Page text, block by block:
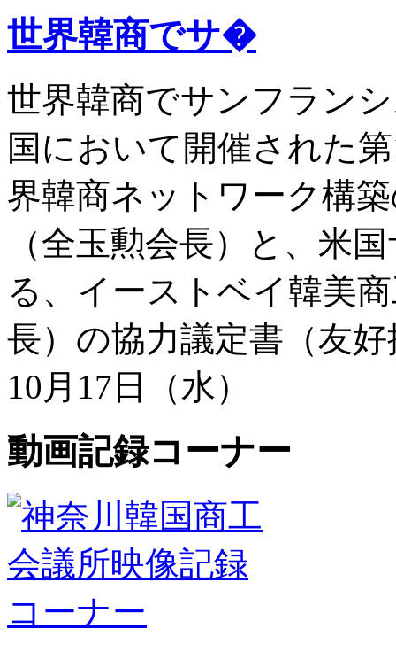
世界韓商でサ�
世界韓商でサンフラン
国において開催された
界韓商ネットワーク構
（全玉勲会長）と、米
る、イーストベイ韓美
長）の協力議定書（友
10月17日（水）
動画記録コーナー